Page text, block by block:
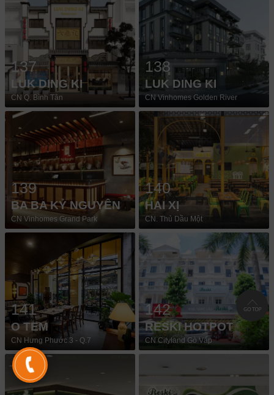
137
LUK DING KI
CN Q. Bình Tân
138
LUK DING KI
CN Vinhomes Golden River
139
BA BA KỶ NGUYÊN
CN Vinhomes Grand Park
140
HAI XỊ
CN. Thủ Dầu Một
141
O TEM
CN Hưng Phước 3 - Q.7
142
RESKI HOTPOT
CN Cityland Gò Vấp